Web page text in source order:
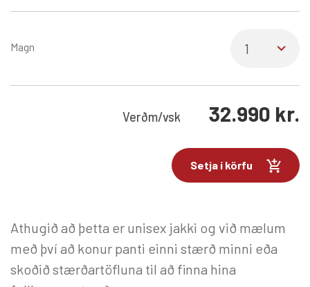
Magn
Verðm/vsk 32.990 kr.
Setja í körfu
Athugið að þetta er unisex jakki og við mælum
með því að konur panti einni stærð minni eða
skoðið stærðartöfluna til að finna hina